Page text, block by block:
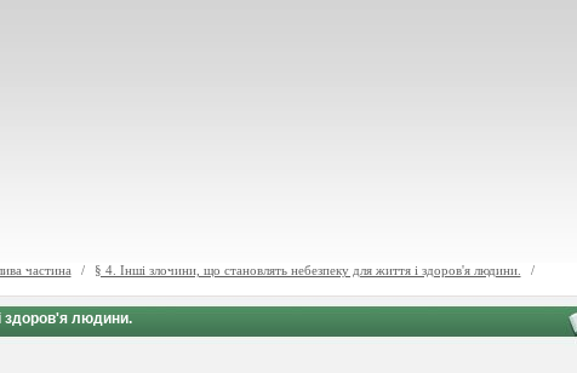
частина / § 4. Інші злочини, що становлять небезпеку для життя і здоров'я людини. /
здоров'я людини.